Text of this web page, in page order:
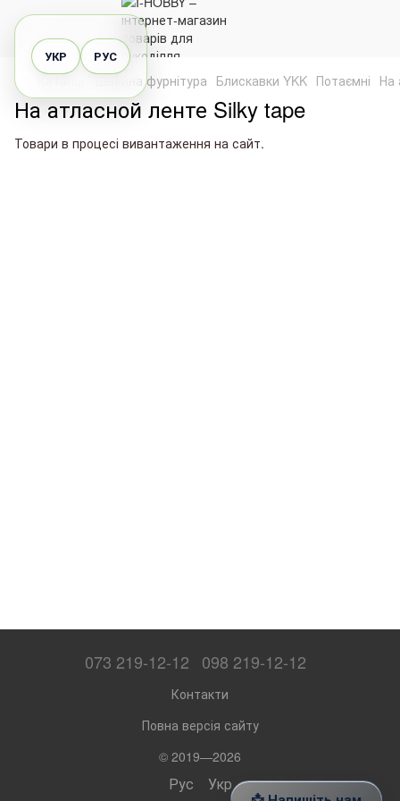
УКР РУС
Швейна фурнітура Блискавки YKK Потаємні На
На атласной ленте Silky tape
Товари в процесі вивантаження на сайт.
073 219-12-12 098 219-12-12
Контакти
Повна версія сайту
© 2019—2026
Рус Укр